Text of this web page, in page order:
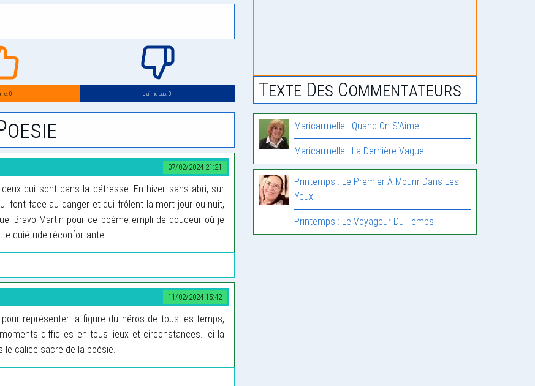
0 J’aime pas: 0
07/02/2024 21:21
qui sont dans la détresse. En hiver sans abri, sur
font face au danger et qui frôlent la mort jour ou nuit,
Bravo Martin pour ce poème empli de douceur où je
quiétude réconfortante!
11/02/2024 15:42
représenter la figure du héros de tous les temps,
difficiles en tous lieux et circonstances. Ici la
calice sacré de la poésie.
Texte Des Commentateurs
Maricarmelle : Quand On S’Aime…
Maricarmelle : La Dernière Vague
Printemps : Le Premier À Mourir Dans Les
Yeux
Printemps : Le Voyageur Du Temps